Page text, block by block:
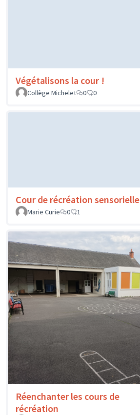
Végétalisons la cour !
Collège Michelet
0 0
Cour de récréation sensorielle
Marie Curie
0 1
Réenchanter les cours de
récréation